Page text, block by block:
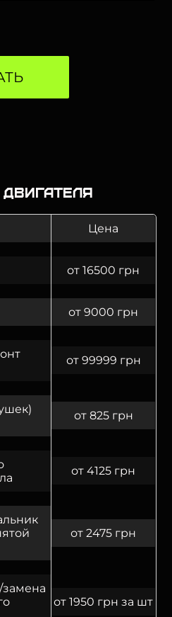
Цена
от 16500 грн
от 9000 грн
от 99999 грн
от 825 грн
от 4125 грн
от 2475 грн
замена
от 1950 грн за шт